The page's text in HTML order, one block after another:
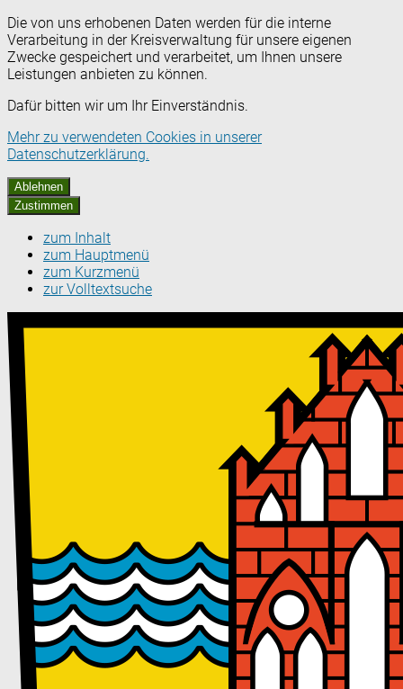
Die von uns erhobenen Daten werden für die interne
Verarbeitung in der Kreisverwaltung für unsere eigenen
Zwecke gespeichert und verarbeitet, um Ihnen unsere
Leistungen anbieten zu können.
Dafür bitten wir um Ihr Einverständnis.
Mehr zu verwendeten Cookies in unserer
Datenschutzerklärung.
Ablehnen
Zustimmen
zum Inhalt
zum Hauptmenü
zum Kurzmenü
zur Volltextsuche